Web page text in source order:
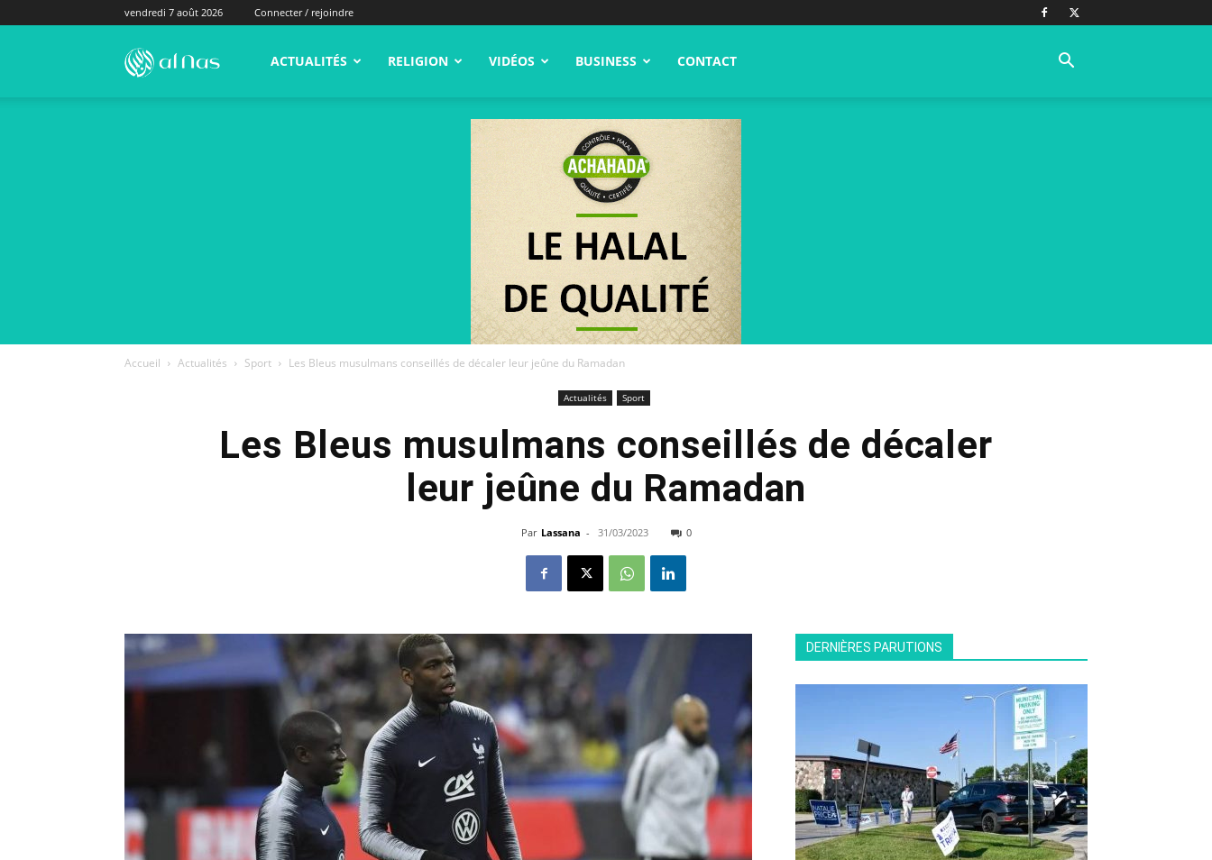
vendredi 7 août 2026 Connecter / rejoindre
alNas.fr ACTUALITÉS RELIGION VIDÉOS BUSINESS CONTACT
Accueil Actualités Sport Les Bleus musulmans conseillés de décaler leur jeûne du Ramadan
Actualités Sport
Les Bleus musulmans conseillés de décaler
leur jeûne du Ramadan
Par Lassana - 31/03/2023 0
DERNIÈRES PARUTIONS